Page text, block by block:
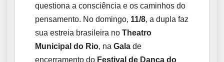
questiona a consciência e os caminhos do
pensamento. No domingo, 11/8, a dupla faz
sua estreia brasileira no Theatro
Municipal do Rio, na Gala de
encerramento do Festival de Dança do